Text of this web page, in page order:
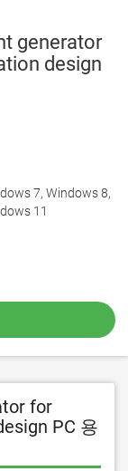
generator
design
7, Windows 8,
11
for
PC 용